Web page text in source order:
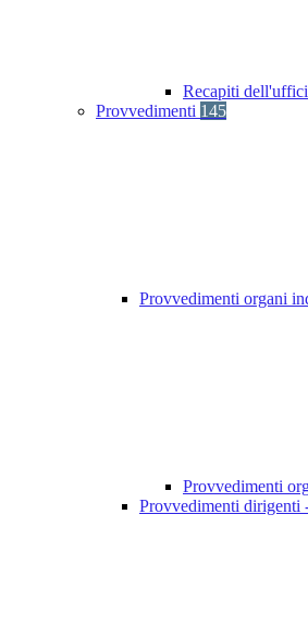
Recapiti
Provvedimenti 145
Provvedimenti organi
Provvedimenti
Provvedimenti dirigenti